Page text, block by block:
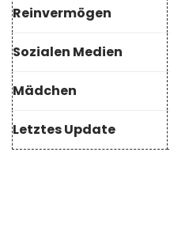
Reinvermögen
Sozialen Medien
Mädchen
Letztes Update